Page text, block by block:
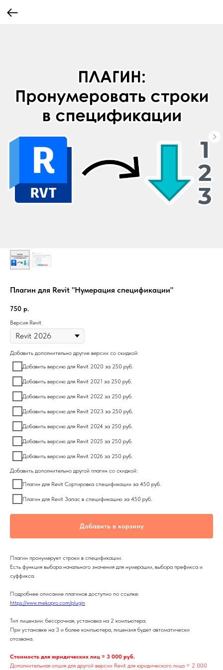
Плагин для Revit "Нумерация спецификации"
750 р.
Версия Revit
Добавить дополнительно другие версии со скидкой:
Добавить версию для Revit 2020 за 250 руб.
Добавить версию для Revit 2021 за 250 руб.
Добавить версию для Revit 2022 за 250 руб.
Добавить версию для Revit 2023 за 250 руб.
Добавить версию для Revit 2024 за 250 руб.
Добавить версию для Revit 2025 за 250 руб.
Добавить версию для Revit 2026 за 250 руб.
Добавить дополнительно другой плагин со скидкой:
Плагин для Revit Сортировка спецификации за 450 руб.
Плагин для Revit Запас в спецификацию за 450 руб.
Добавить в корзину
Плагин пронумерует строки в спецификации.
Есть функция выбора начального значения для нумерации, выбора префикса и
суффикса.
Подробнее описание плагинов доступно по ссылке:
https://www.mekopro.com/plugin
Тип лицензии: бессрочная, установка на 2 компьютера.
При установке на 3 и более компьютера, лицензия будет автоматически
отозвана.
Стоимость для юридических лиц = 3 000 руб.
Дополнительная опция для другой версии Revit для юридического лица = 2 000